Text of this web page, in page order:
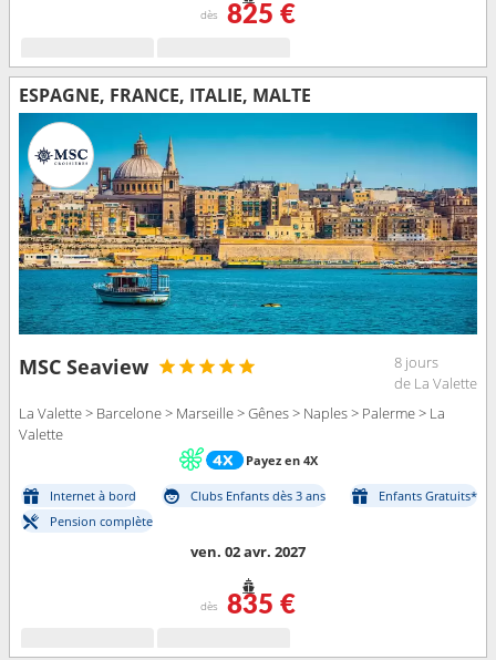
dès 825 €
ESPAGNE, FRANCE, ITALIE, MALTE
MSC Seaview
8 jours
de La Valette
La Valette > Barcelone > Marseille > Gênes > Naples > Palerme > La
Valette
Payez en 4X
Internet à bord Clubs Enfants dès 3 ans
Enfants Gratuits*
Pension complète
ven. 02 avr. 2027
dès 835 €